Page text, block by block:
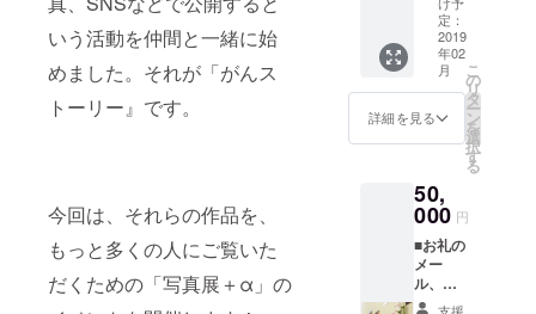
いう活動を仲間と一緒に始
めました。それが「がんス
トーリー』です。
今回は、それらの作品を、
もっと多くの人にご覧いた
だくための「写真展＋α」の
演、写真展
などを行っ
ています。
2016年より
仲間と一緒
者・体験
者、その家
族・友人、
お医者さん
や看護師さ
きま
す。
ポスト
カー
ド」の
お礼状
■トート
バック
のお礼
■記念写
礼状 ■
当日参
加権 ご
支援金
は
Campfi
re手数
定：
2019
年02
月
詳細を見る
こ
の
リ
タ
ー
ン
を
選
択
す
る
50,
000 円
■お礼の
メー
ル、活
動報告
支援